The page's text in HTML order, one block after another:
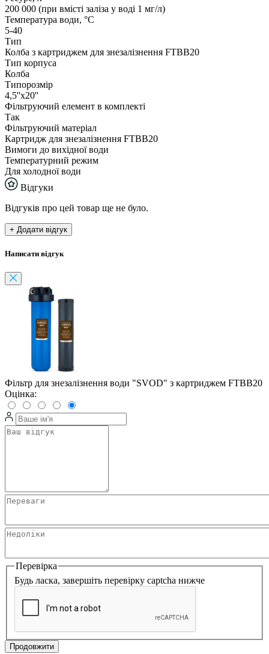
200 000 (при вмісті заліза у воді 1 мг/л)
Температура води, °С
5-40
Тип
Колба з картриджем для знезалізнення FTBB20
Тип корпуса
Колба
Типорозмір
4,5''x20''
Фільтруючий елемент в комплекті
Так
Фільтруючий матеріал
Картридж для знезалізнення FTBB20
Вимоги до вихідної води
Температурний режим
Для холодної води
Відгуки
Відгуків про цей товар ще не було.
+ Додати відгук
Написати відгук
Фільтр для знезалізнення води "SVOD" з картриджем FTBB20
Оцінка:
Перевірка
Будь ласка, завершіть перевірку captcha нижче
Продовжити